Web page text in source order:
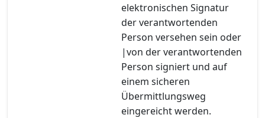
elektronischen Signatur
der verantwortenden
Person versehen sein oder
|von der verantwortenden
Person signiert und auf
einem sicheren
Übermittlungsweg
eingereicht werden.